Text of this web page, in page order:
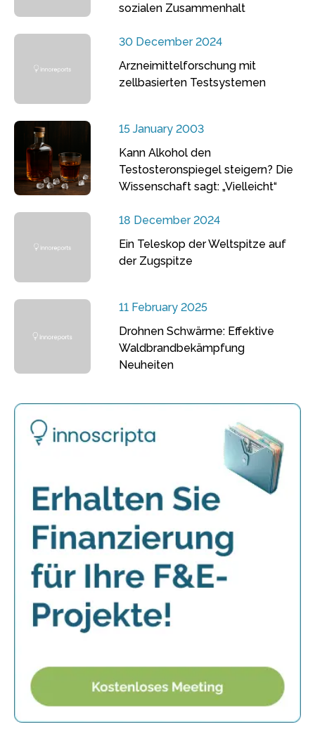
sozialen Zusammenhalt
30 December 2024
Arzneimittelforschung mit
zellbasierten Testsystemen
15 January 2003
Kann Alkohol den
Testosteronspiegel steigern? Die
Wissenschaft sagt: „Vielleicht“
18 December 2024
Ein Teleskop der Weltspitze auf
der Zugspitze
11 February 2025
Drohnen Schwärme: Effektive
Waldbrandbekämpfung
Neuheiten